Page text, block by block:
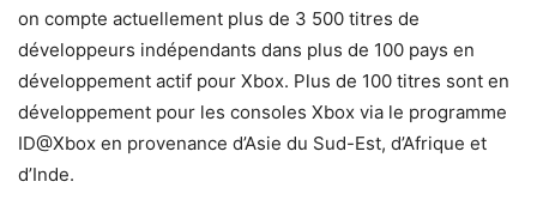
on compte actuellement plus de 3 500 titres de
développeurs indépendants dans plus de 100 pays en
développement actif pour Xbox. Plus de 100 titres sont en
développement pour les consoles Xbox via le programme
ID@Xbox en provenance d’Asie du Sud-Est, d’Afrique et
d’Inde.